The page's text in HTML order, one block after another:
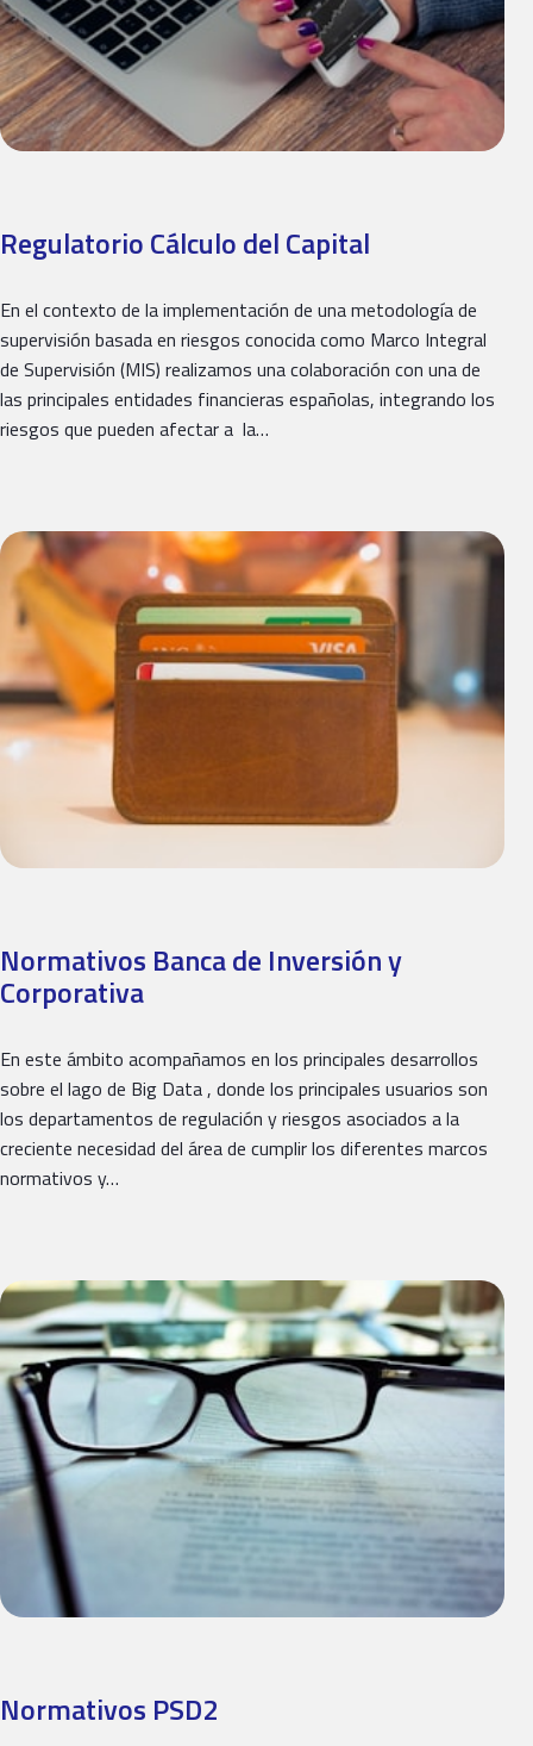
Regulatorio Cálculo del Capital
En el contexto de la implementación de una metodología de
supervisión basada en riesgos conocida como Marco Integral
de Supervisión (MIS) realizamos una colaboración con una de
las principales entidades financieras españolas, integrando los
riesgos que pueden afectar a la…
Normativos Banca de Inversión y
Corporativa
En este ámbito acompañamos en los principales desarrollos
sobre el lago de Big Data , donde los principales usuarios son
los departamentos de regulación y riesgos asociados a la
creciente necesidad del área de cumplir los diferentes marcos
normativos y…
Normativos PSD2